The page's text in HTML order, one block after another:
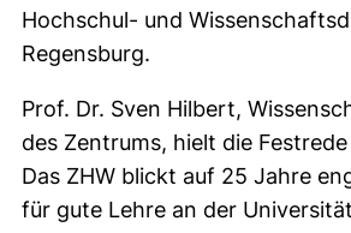
Hochschul- und
Regensburg.
Prof. Dr. Sven Hilbert,
des Zentrums, hielt die
Das ZHW blickt auf 25 Jahre
für gute Lehre an der